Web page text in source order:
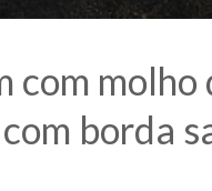
com
borda